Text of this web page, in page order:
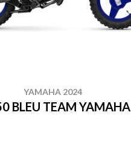
YAMAHA 2024
BLEU TEAM YAMAHA